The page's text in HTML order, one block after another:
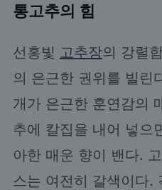
통고추의 힘
선홍빛 고추장의 강렬
의 은근한 권위를 빌린
개가 은근한 훈연감의
추에 칼집을 내어 넣으
아한 매운 향이 밴다.
스는 여전히 갈색이다.